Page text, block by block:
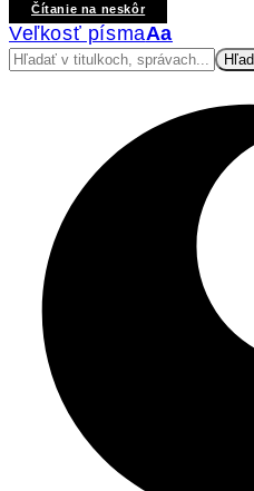
Čítanie na neskôr
Veľkosť písmaAa